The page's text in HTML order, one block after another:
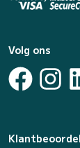
Volg ons